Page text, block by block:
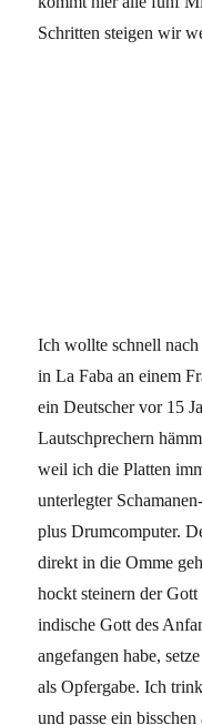
Schritten steigen wir
Ich wollte schnell
in La Faba an einem
ein Deutscher vor 15
Lautschprechern
weil ich die Platten
unterlegter
plus Drumcomputer.
direkt in die Omme
hockt steinern der
indische Gott des
angefangen habe,
als Opfergabe. Ich
und passe ein